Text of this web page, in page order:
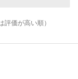
価が高い順）